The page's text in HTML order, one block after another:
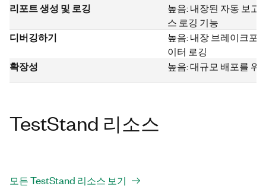
리포트 생성 및 로깅
높음: 내장된 자동 보고
스 로깅 기능
디버깅하기
높음: 내장 브레이크포
이터 로깅
확장성 높음: 대규모 배포를 위
TestStand 리소스
모든 TestStand 리소스 보기